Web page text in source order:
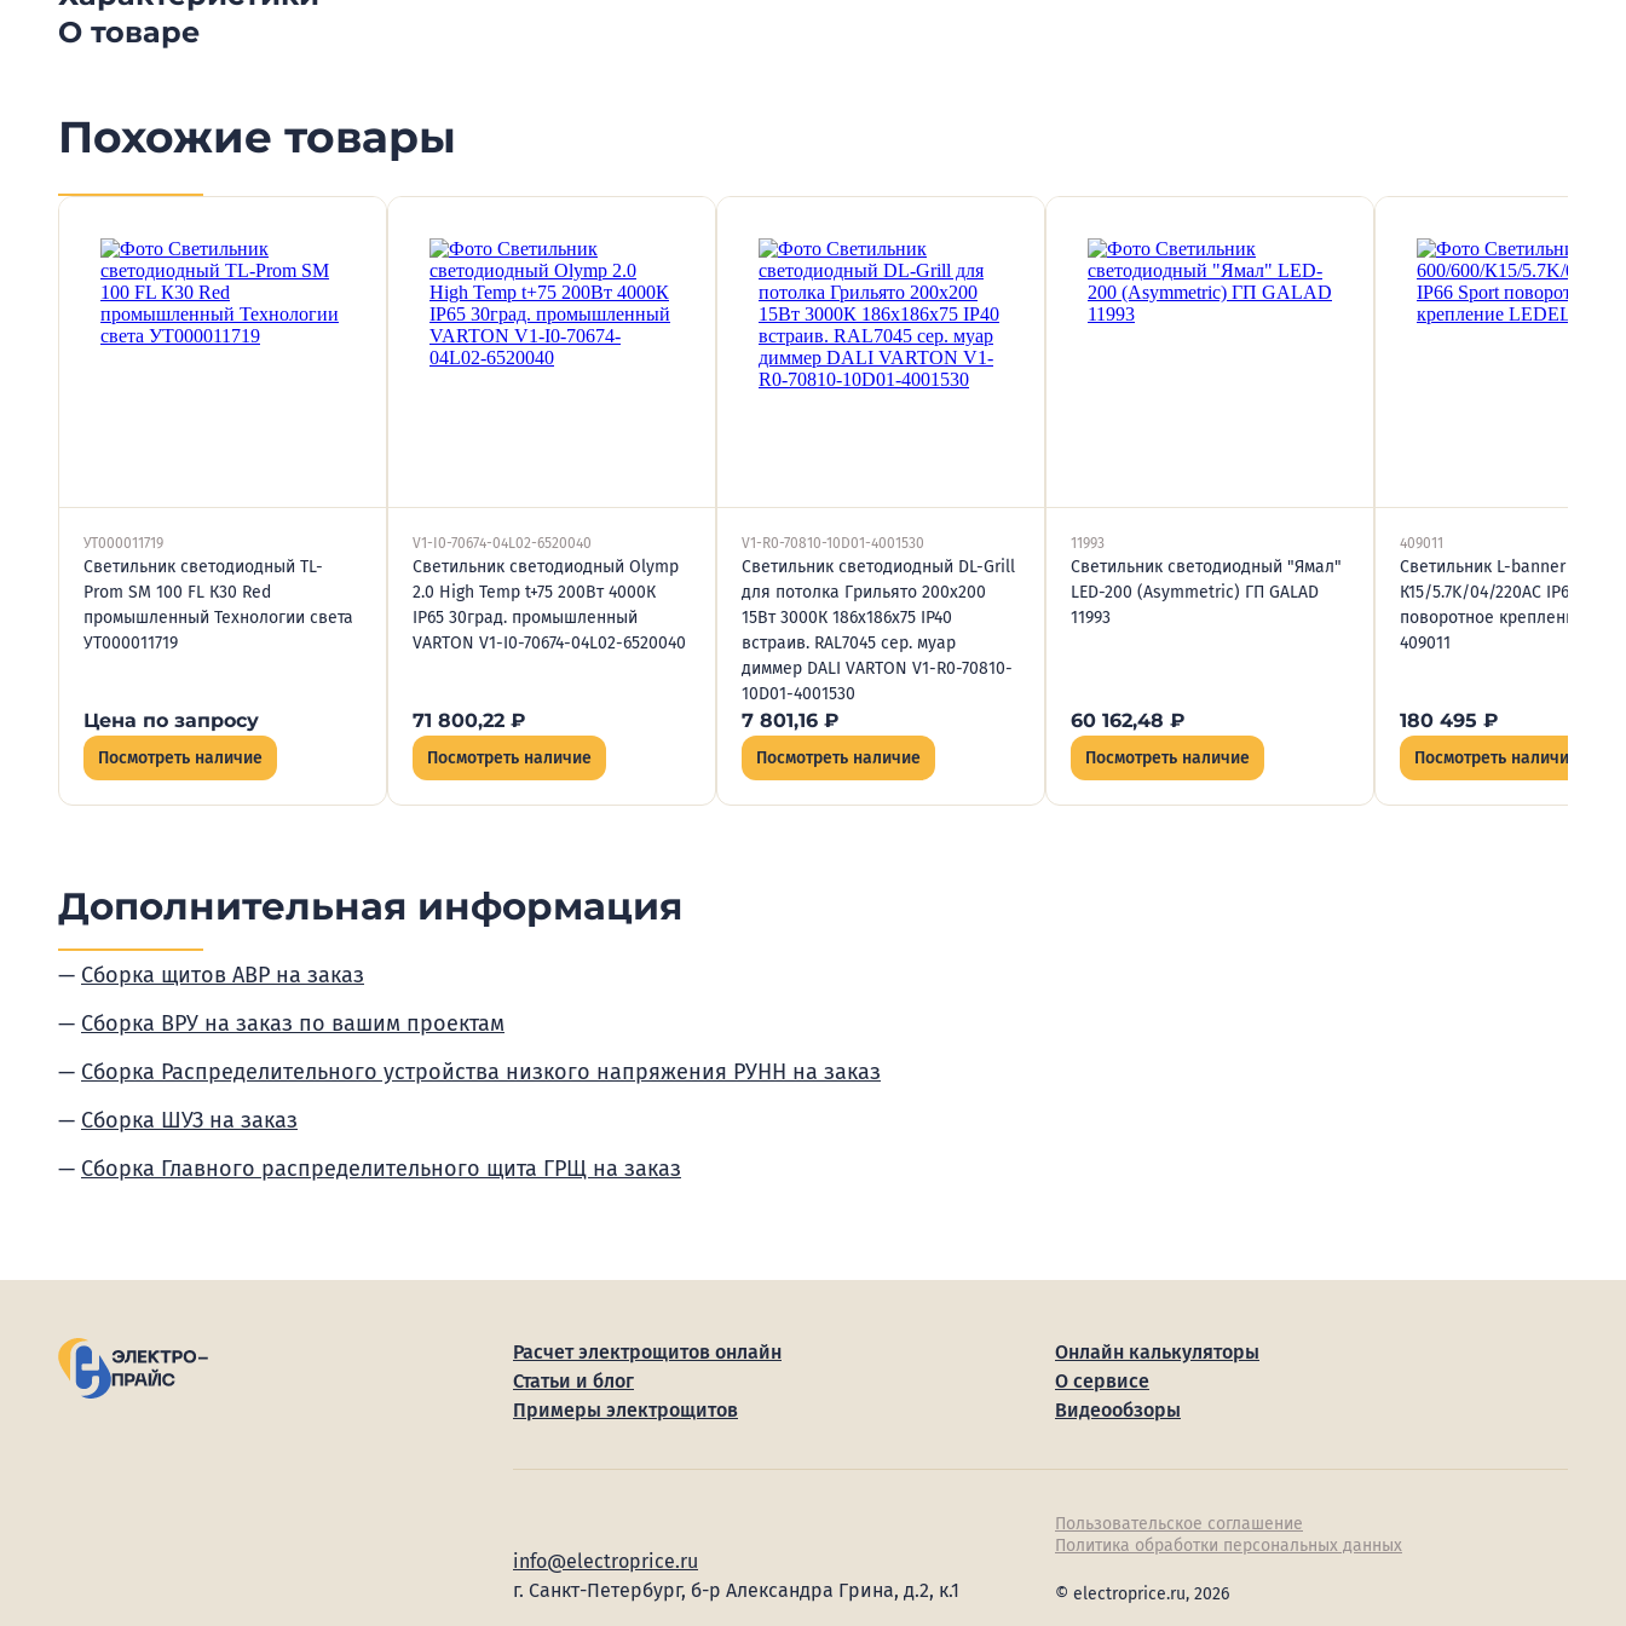
О товаре
Похожие товары
УТ000011719
Светильник светодиодный TL-
Prom SM 100 FL К30 Red
промышленный Технологии света
УТ000011719
Цена по запросу
Посмотреть наличие
V1-I0-70674-04L02-6520040
Светильник светодиодный Olymp
2.0 High Temp t+75 200Вт 4000К
IP65 30град. промышленный
VARTON V1-I0-70674-04L02-6520040
71 800,22 ₽
Посмотреть наличие
V1-R0-70810-10D01-4001530
Светильник светодиодный DL-Grill
для потолка Грильято 200х200
15Вт 3000К 186х186х75 IP40
встраив. RAL7045 сер. муар
диммер DALI VARTON V1-R0-70810-
10D01-4001530
7 801,16 ₽
Посмотреть наличие
11993
Светильник светодиодный "Ямал"
LED-200 (Asymmetric) ГП GALAD
11993
60 162,48 ₽
Посмотреть наличие
409011
Светильник L-banner 600/
К15/5.7K/04/220AC IP66 Sport
поворотное крепление
409011
180 495 ₽
Посмотреть наличие
Дополнительная информация
Сборка щитов АВР на заказ
Сборка ВРУ на заказ по вашим проектам
Сборка Распределительного устройства низкого напряжения РУНН на заказ
Сборка ШУЗ на заказ
Сборка Главного распределительного щита ГРЩ на заказ
Расчет электрощитов онлайн
Онлайн калькуляторы
Статьи и блог
О сервисе
Примеры электрощитов
Видеообзоры
info@electroprice.ru
г. Санкт-Петербург, б-р Александра Грина, д.2, к.1
Пользовательское соглашение
Политика обработки персональных данных
© electroprice.ru, 2026